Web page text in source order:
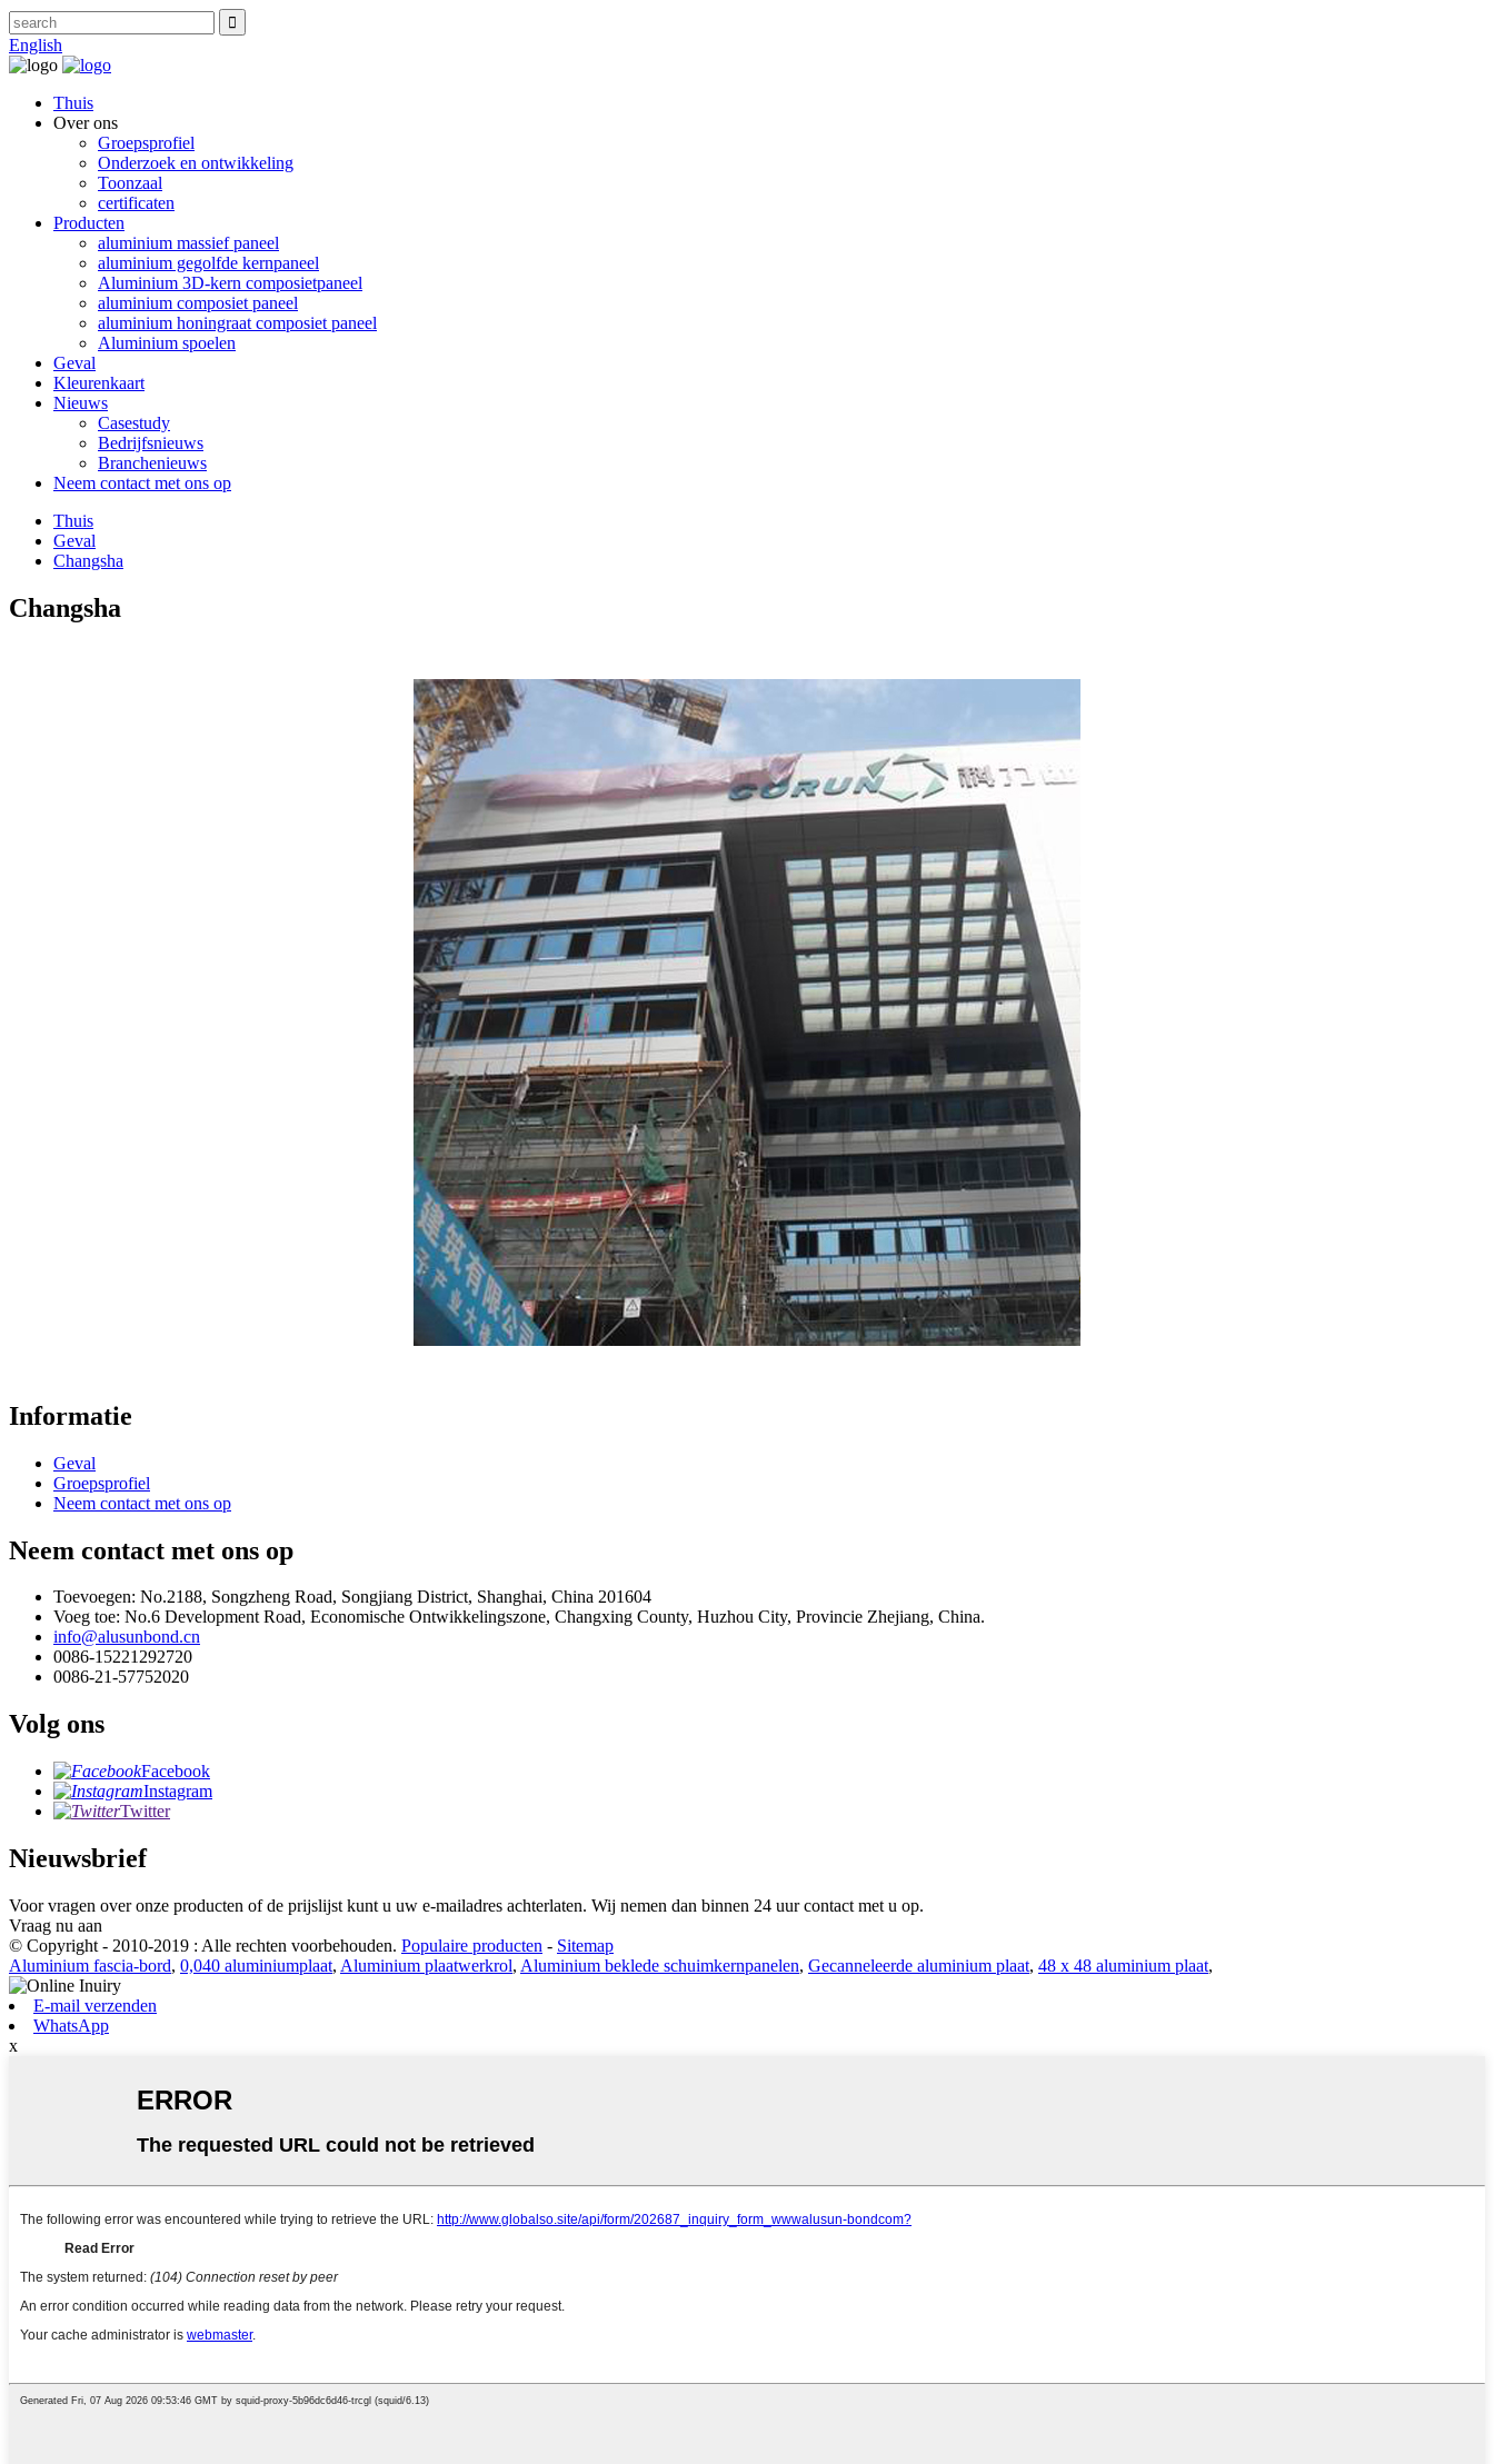
English
Thuis
Over ons
Groepsprofiel
Onderzoek en ontwikkeling
Toonzaal
certificaten
Producten
aluminium massief paneel
aluminium gegolfde kernpaneel
Aluminium 3D-kern composietpaneel
aluminium composiet paneel
aluminium honingraat composiet paneel
Aluminium spoelen
Geval
Kleurenkaart
Nieuws
Casestudy
Bedrijfsnieuws
Branchenieuws
Neem contact met ons op
Thuis
Geval
Changsha
Changsha
Informatie
Geval
Groepsprofiel
Neem contact met ons op
Neem contact met ons op
Toevoegen: No.2188, Songzheng Road, Songjiang District, Shanghai, China 201604
Voeg toe: No.6 Development Road, Economische Ontwikkelingszone, Changxing County, Huzhou City, Provincie Zhejiang, China.
info@alusunbond.cn
0086-15221292720
0086-21-57752020
Volg ons
Facebook
Instagram
Twitter
Nieuwsbrief
Voor vragen over onze producten of de prijslijst kunt u uw e-mailadres achterlaten. Wij nemen dan binnen 24 uur contact met u op.
Vraag nu aan
© Copyright - 2010-2019 : Alle rechten voorbehouden. Populaire producten - Sitemap
Aluminium fascia-bord, 0,040 aluminiumplaat, Aluminium plaatwerkrol, Aluminium beklede schuimkernpanelen, Gecanneleerde aluminium plaat, 48 x 48 aluminium plaat,
E-mail verzenden
WhatsApp
x